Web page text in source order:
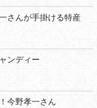
さんが手掛ける特産
ンディー
今野孝一さん